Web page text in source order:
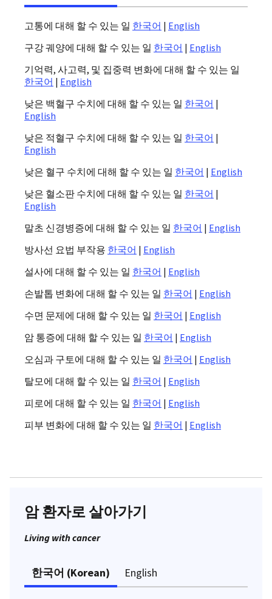
고통에 대해 할 수 있는 일 한국어 | English
구강 궤양에 대해 할 수 있는 일 한국어 | English
기억력, 사고력, 및 집중력 변화에 대해 할 수 있는 일
한국어 | English
낮은 백혈구 수치에 대해 할 수 있는 일 한국어 |
English
낮은 적혈구 수치에 대해 할 수 있는 일 한국어 |
English
낮은 혈구 수치에 대해 할 수 있는 일 한국어 | English
낮은 혈소판 수치에 대해 할 수 있는 일 한국어 |
English
말초 신경병증에 대해 할 수 있는 일 한국어 | English
방사선 요법 부작용 한국어 | English
설사에 대해 할 수 있는 일 한국어 | English
손발톱 변화에 대해 할 수 있는 일 한국어 | English
수면 문제에 대해 할 수 있는 일 한국어 | English
암 통증에 대해 할 수 있는 일 한국어 | English
오심과 구토에 대해 할 수 있는 일 한국어 | English
탈모에 대해 할 수 있는 일 한국어 | English
피로에 대해 할 수 있는 일 한국어 | English
피부 변화에 대해 할 수 있는 일 한국어 | English
암 환자로 살아가기
Living with cancer
한국어 (Korean) English